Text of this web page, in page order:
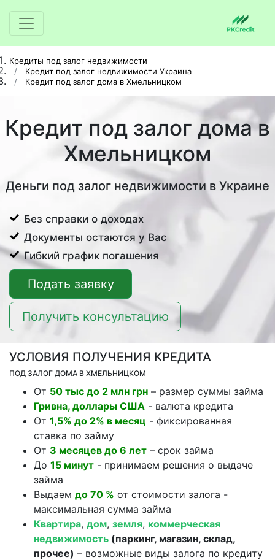
Кредиты под залог недвижимости
Кредит под залог недвижимости Украина
Кредит под залог дома в Хмельницком
Кредит под залог дома в
Хмельницком
Деньги под залог недвижимости в Украине
Без справки о доходах
Документы остаются у Вас
Гибкий график погашения
Подать заявку
Получить консультацию
УСЛОВИЯ ПОЛУЧЕНИЯ КРЕДИТА
ПОД ЗАЛОГ ДОМА В ХМЕЛЬНИЦКОМ
От 50 тыс до 2 млн грн – размер суммы займа
Гривна, доллары США - валюта кредита
От 1,5% до 2% в месяц - фиксированная
ставка по займу
От 3 месяцев до 6 лет – срок займа
До 15 минут - принимаем решения о выдаче
займа
Выдаем до 70 % от стоимости залога -
максимальная сумма займа
Квартира, дом, земля, коммерческая
недвижимость (паркинг, магазин, склад,
прочее) – возможные виды залога по кредиту